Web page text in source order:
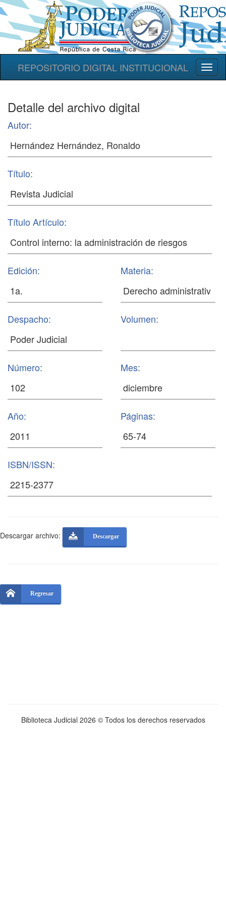
REPOSITORIO DIGITAL INSTITUCIONAL
Detalle del archivo digital
Autor:
Título:
Título Artículo:
Edición: Materia:
Despacho: Volumen:
Número: Mes:
Año: Páginas:
ISBN/ISSN:
Descargar archivo: Descargar
Regresar
Biblioteca Judicial 2026 © Todos los derechos reservados